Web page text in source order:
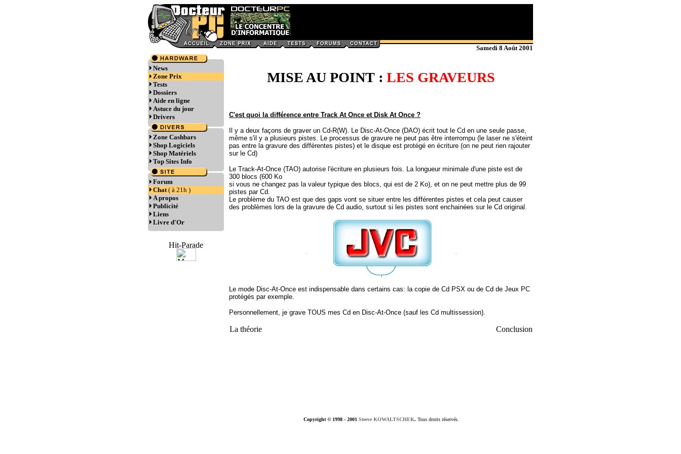
Samedi 8 Août 2001
News
Zone Prix
Tests
Dossiers
Aide en ligne
Astuce du jour
Drivers
Zone Cashbars
Shop Logiciels
Shop Matériels
Top Sites Info
Forum
Chat( à 21h )
A propos
Publicité
Liens
Livre d'Or
MISE AU POINT : LES GRAVEURS
C'est quoi la différence entre Track At Once et Disk At Once ?
Il y a deux façons de graver un Cd-R(W). Le Disc-At-Once (DAO) écrit tout le Cd en une seule passe,
même s'il y a plusieurs pistes. Le processus de gravure ne peut pas être interrompu (le laser ne s'éteint
pas entre la gravure des différentes pistes) et le disque est protégé en écriture (on ne peut rien rajouter
sur le Cd)
Le Track-At-Once (TAO) autorise l'écriture en plusieurs fois. La longueur minimale d'une piste est de
300 blocs (600 Ko
si vous ne changez pas la valeur typique des blocs, qui est de 2 Ko), et on ne peut mettre plus de 99
pistes par Cd.
Le problème du TAO est que des gaps vont se situer entre les différentes pistes et cela peut causer
des problèmes lors de la gravure de Cd audio, surtout si les pistes sont enchainées sur le Cd original.
Le mode Disc-At-Once est indispensable dans certains cas: la copie de Cd PSX ou de Cd de Jeux PC
protégés par exemple.
Personnellement, je grave TOUS mes Cd en Disc-At-Once (sauf les Cd multissession).
La théorie Conclusion
Copyright © 1998 - 2001 Steeve KOWALTSCHEK. Tous droits réservés.